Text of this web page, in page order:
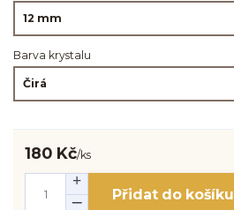
Barva krystalu
180 Kč/ks
Přidat do košíku